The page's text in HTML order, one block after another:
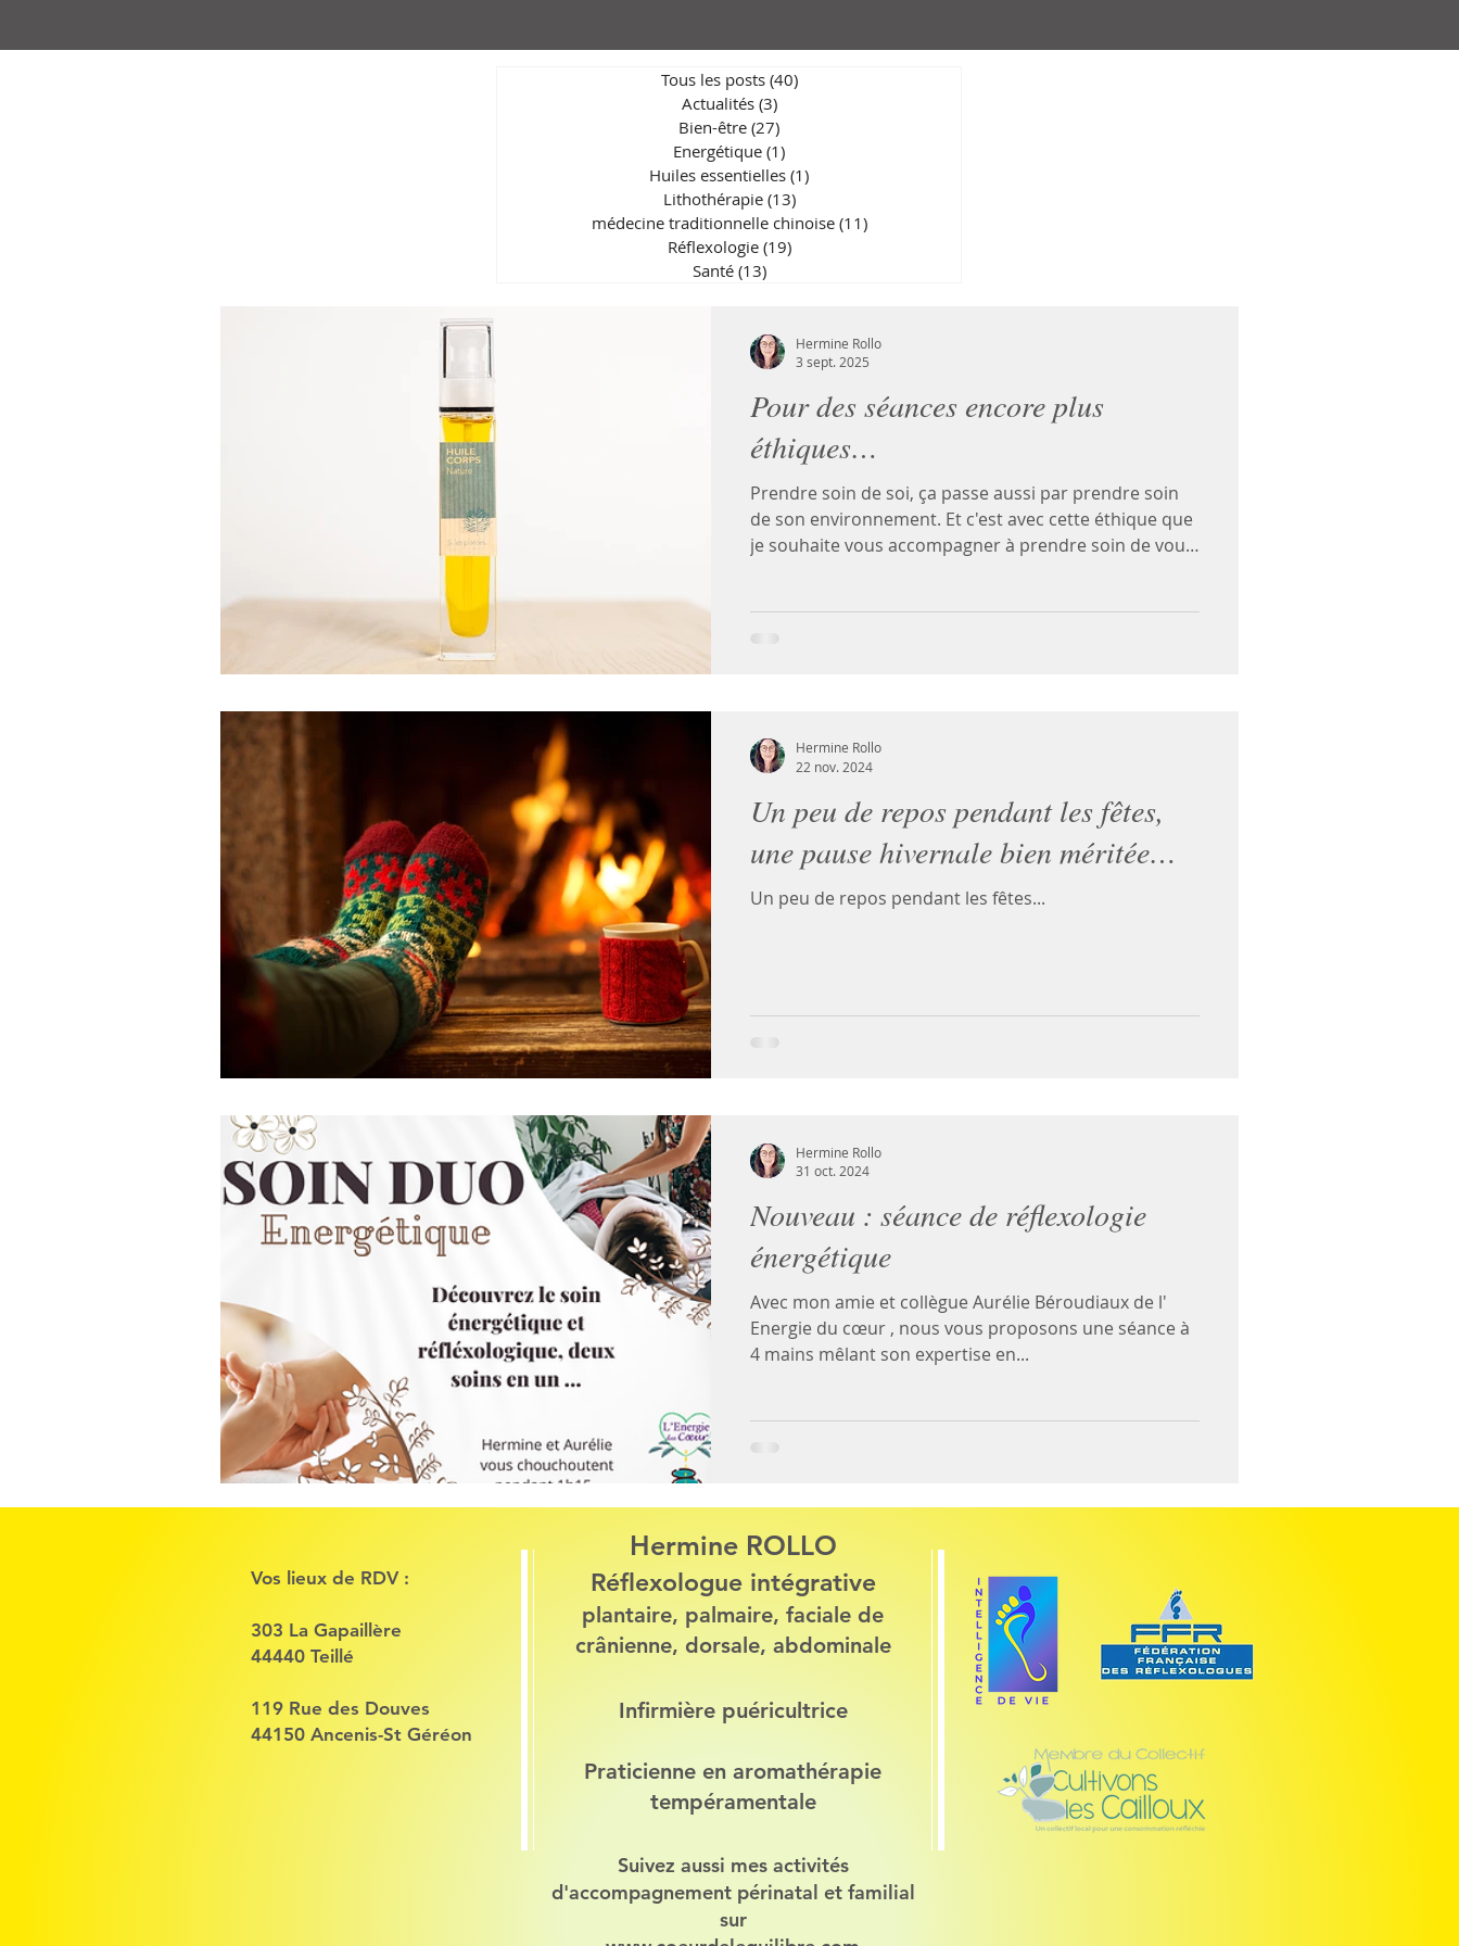
Tous les posts (40)40 posts
Actualités (3)3 posts
Bien-être (27)
Energétique (1)
Huiles essentielles (1)
Lithothérapie (13)13 posts
médecine traditionnelle chinoise (11)11 posts
Réflexologie (19)19 posts
Santé (13)13 posts
Pour des séances encore plus
éthiques…
Prendre soin de soi, ça passe aussi par prendre soin
de son environnement. Et c'est avec cette éthique que
je souhaite vous accompagner à prendre soin de vous,
Hermine Rollo
3 sept. 2025
Un peu de repos pendant les fêtes,
une pause hivernale bien méritée…
Un peu de repos pendant les fêtes...
Hermine Rollo
22 nov. 2024
Nouveau : séance de réflexologie
énergétique
Avec mon amie et collègue Aurélie Béroudiaux de l'
Energie du cœur , nous vous proposons une séance à
4 mains mêlant son expertise en...
Hermine Rollo
31 oct. 2024
Vos lieux de RDV :
303 La Gapaillère
44440 Teillé
119 Rue des Douves
44150 Ancenis-St Géréon
Hermine ROLLO
Réflexologue intégrative
plantaire, palmaire, faciale de
crânienne, dorsale, abdominale
Infirmière puéricultrice
Praticienne en aromathérapie
tempéramentale
Suivez aussi mes activités
d'accompagnement périnatal et familial
sur